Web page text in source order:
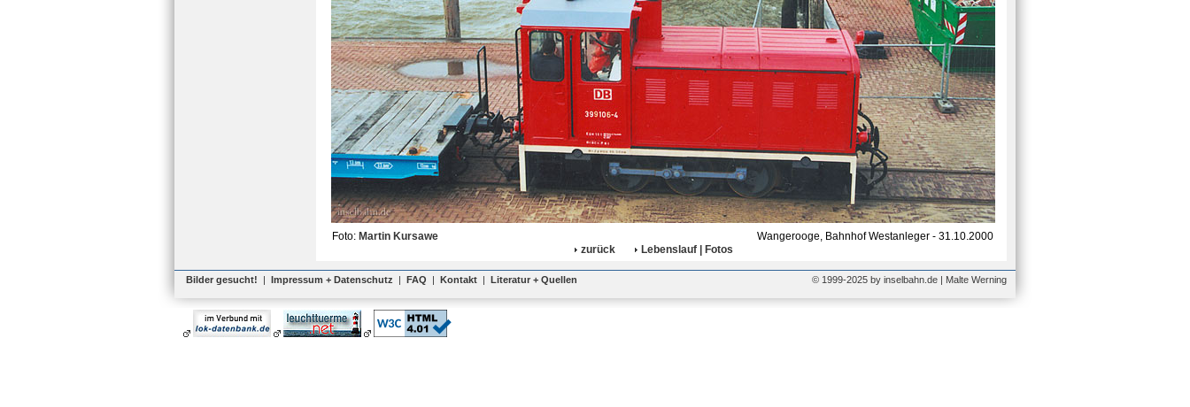
Foto: Martin Kursawe
Wangerooge, Bahnhof Westanleger - 31.10.2000
zurück
Lebenslauf | Fotos
Bilder gesucht! | Impressum + Datenschutz | FAQ | Kontakt | Literatur + Quellen © 1999-2025 by inselbahn.de | Malte Werning